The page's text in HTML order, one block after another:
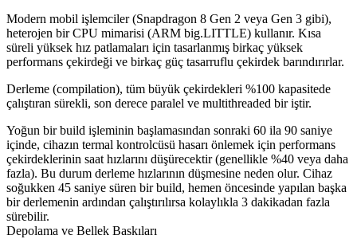
Modern mobil işlemciler (Snapdragon 8 Gen 2 veya Gen 3 gibi),
heterojen bir CPU mimarisi (ARM big.LITTLE) kullanır. Kısa
süreli yüksek hız patlamaları için tasarlanmış birkaç yüksek
performans çekirdeği ve birkaç güç tasarruflu çekirdek barındırırlar.
Derleme (compilation), tüm büyük çekirdekleri %100 kapasitede
çalıştıran sürekli, son derece paralel ve multithreaded bir iştir.
Yoğun bir build işleminin başlamasından sonraki 60 ila 90 saniye
içinde, cihazın termal kontrolcüsü hasarı önlemek için performans
çekirdeklerinin saat hızlarını düşürecektir (genellikle %40 veya daha
fazla). Bu durum derleme hızlarının düşmesine neden olur. Cihaz
soğukken 45 saniye süren bir build, hemen öncesinde yapılan başka
bir derlemenin ardından çalıştırılırsa kolaylıkla 3 dakikadan fazla
sürebilir.
Depolama ve Bellek Baskıları